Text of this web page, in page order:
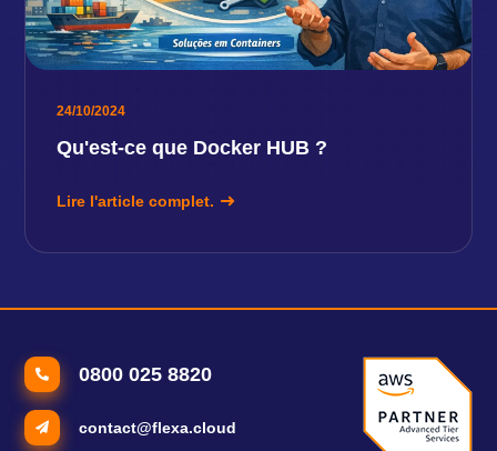
24/10/2024
Qu'est-ce que Docker HUB ?
Lire l'article complet.
0800 025 8820
contact@flexa.cloud